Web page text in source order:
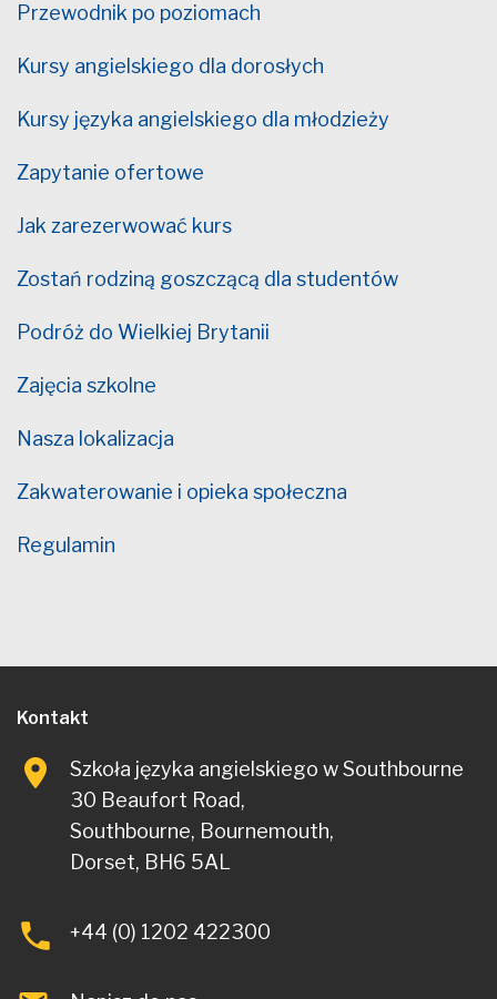
Przewodnik po poziomach
Kursy angielskiego dla dorosłych
Kursy języka angielskiego dla młodzieży
Zapytanie ofertowe
Jak zarezerwować kurs
Zostań rodziną goszczącą dla studentów
Podróż do Wielkiej Brytanii
Zajęcia szkolne
Nasza lokalizacja
Zakwaterowanie i opieka społeczna
Regulamin
Kontakt
Szkoła języka angielskiego w Southbourne
30 Beaufort Road,
Southbourne, Bournemouth,
Dorset, BH6 5AL
+44 (0) 1202 422300